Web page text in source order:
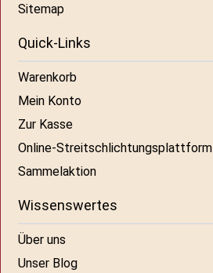
Sitemap
Quick-Links
Warenkorb
Mein Konto
Zur Kasse
Online-Streitschlichtungsplattform
Sammelaktion
Wissenswertes
Über uns
Unser Blog